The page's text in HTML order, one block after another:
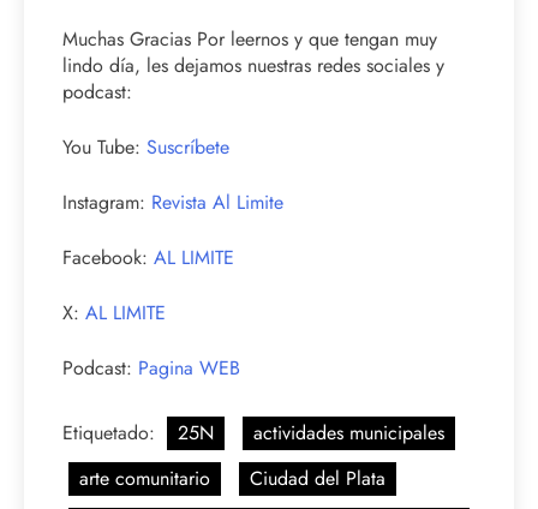
Muchas Gracias Por leernos y que tengan muy
lindo día, les dejamos nuestras redes sociales y
podcast:
You Tube: Suscríbete
Instagram: Revista Al Limite
Facebook: AL LIMITE
X: AL LIMITE
Podcast: Pagina WEB
Etiquetado: 25N
actividades municipales
arte comunitario
Ciudad del Plata